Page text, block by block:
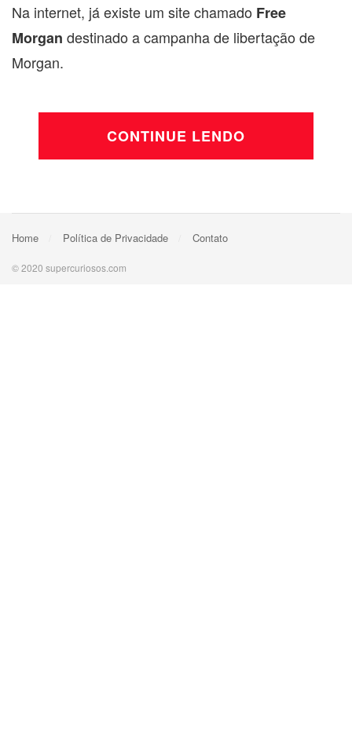
Na internet, já existe um site chamado Free
Morgan destinado a campanha de libertação de
Morgan.
CONTINUE LENDO
Home Política de Privacidade Contato
© 2020 supercuriosos.com